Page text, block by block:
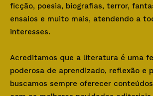
ficção, poesia, biografias, terror,
ensaios e muito mais, atendendo a
interesses.
Acreditamos que a literatura é uma
poderosa de aprendizado, reflexão e
buscamos sempre oferecer